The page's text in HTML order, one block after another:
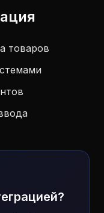
товаров